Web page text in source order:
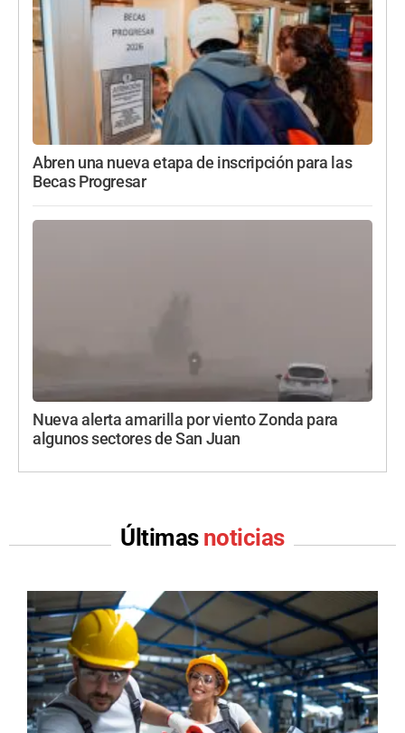
Abren una nueva etapa de inscripción para las
Becas Progresar
Nueva alerta amarilla por viento Zonda para
algunos sectores de San Juan
Últimas noticias